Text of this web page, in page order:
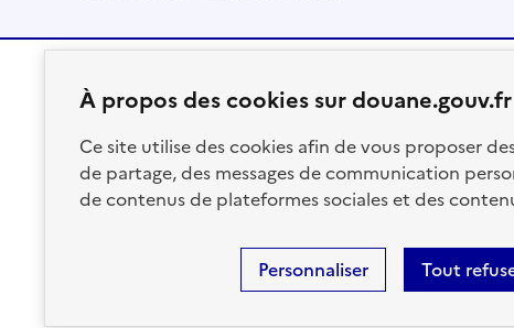
À propos des cookies sur douane.gouv.fr
Ce site utilise des cookies afin de vous proposer
de partage, des messages de communication
de contenus de plateformes sociales et des
Tout
Personnaliser
RÉPUBLIQUE
FRANÇAISE
Accessibilité : partiellement conforme